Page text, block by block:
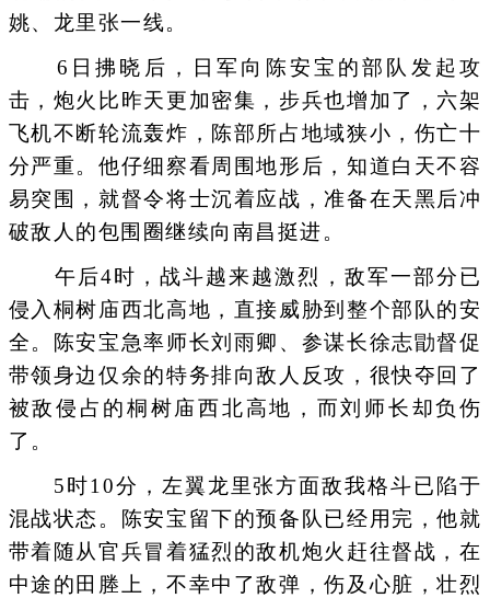
姚、龙里张一线。
6日拂晓后，日军向陈安宝的部队发起攻
击，炮火比昨天更加密集，步兵也增加了，六架
飞机不断轮流轰炸，陈部所占地域狭小，伤亡十
分严重。他仔细察看周围地形后，知道白天不容
易突围，就督令将士沉着应战，准备在天黑后冲
破敌人的包围圈继续向南昌挺进。
午后4时，战斗越来越激烈，敌军一部分已
侵入桐树庙西北高地，直接威胁到整个部队的安
全。陈安宝急率师长刘雨卿、参谋长徐志勖督促
带领身边仅余的特务排向敌人反攻，很快夺回了
被敌侵占的桐树庙西北高地，而刘师长却负伤
了。
5时10分，左翼龙里张方面敌我格斗已陷于
混战状态。陈安宝留下的预备队已经用完，他就
带着随从官兵冒着猛烈的敌机炮火赶往督战，在
中途的田塍上，不幸中了敌弹，伤及心脏，壮烈